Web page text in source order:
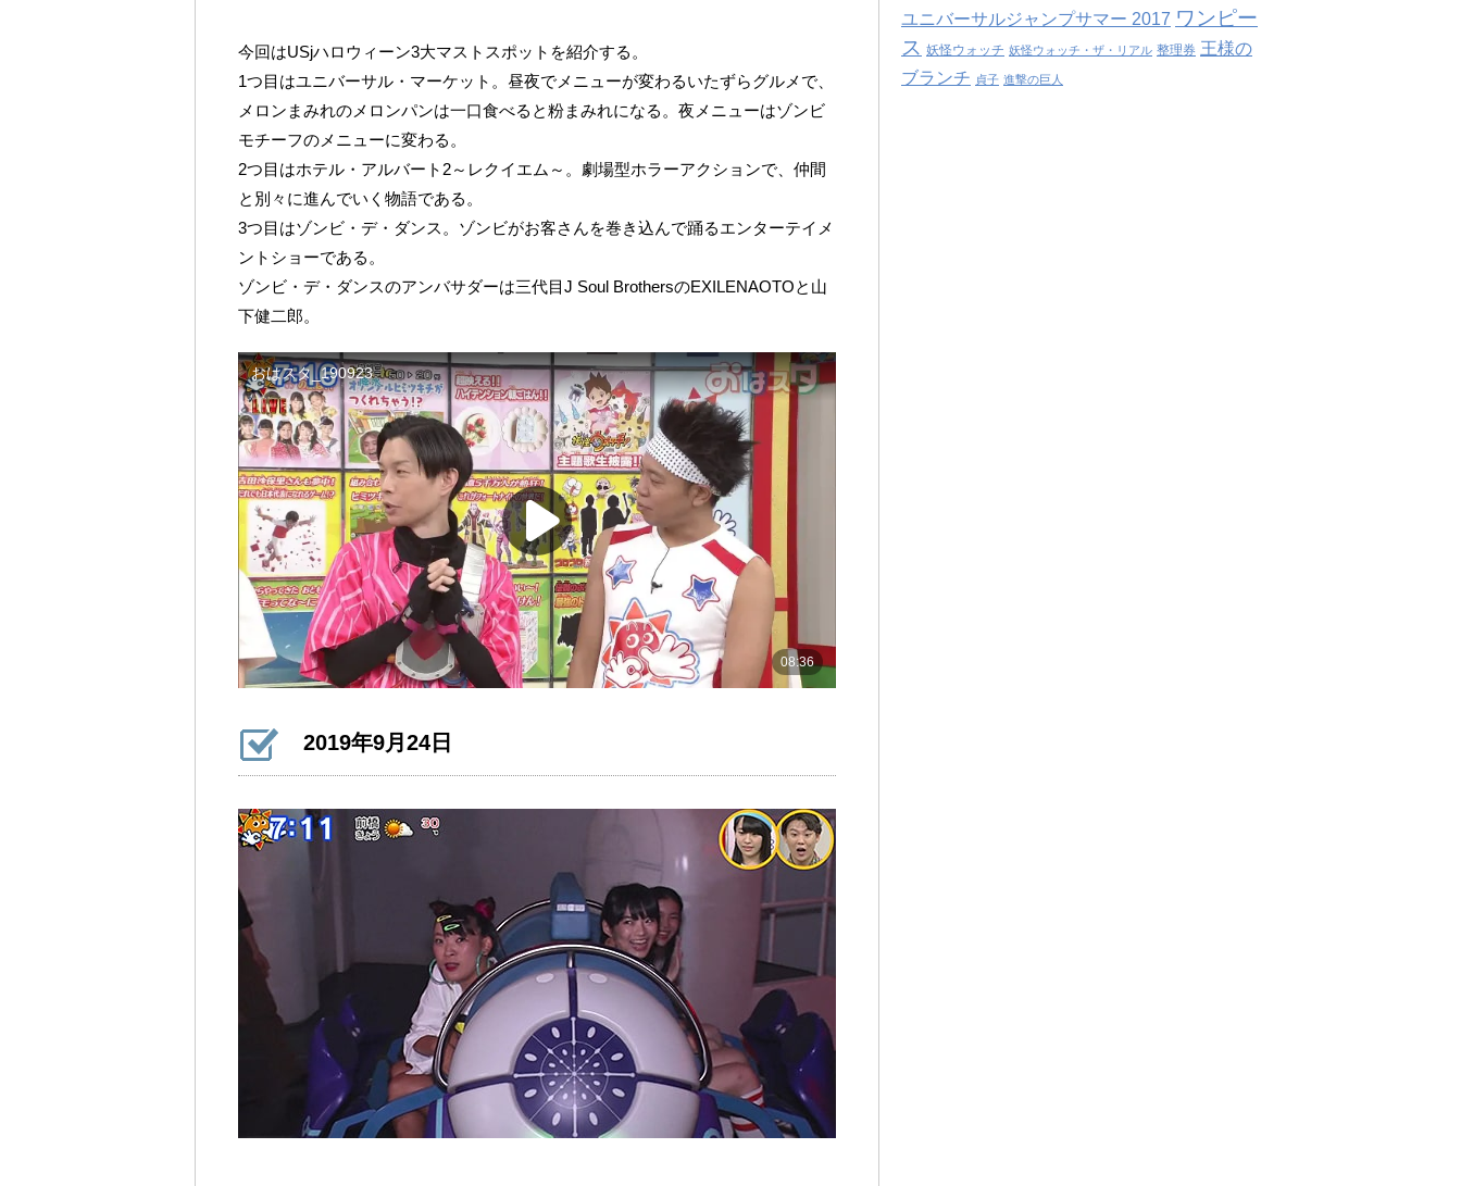
今回はUSjハロウィーン3大マストスポットを紹介する。
1つ目はユニバーサル・マーケット。昼夜でメニューが変わるいたずらグルメで、
メロンまみれのメロンパンは一口食べると粉まみれになる。夜メニューはゾンビ
モチーフのメニューに変わる。
2つ目はホテル・アルバート2～レクイエム～。劇場型ホラーアクションで、仲間
と別々に進んでいく物語である。
3つ目はゾンビ・デ・ダンス。ゾンビがお客さんを巻き込んで踊るエンターテイメ
ントショーである。
ゾンビ・デ・ダンスのアンバサダーは三代目J Soul BrothersのEXILENAOTOと山
下健二郎。
2019年9月24日
ユニバーサルジャンプサマー 2017 ワンピー
ス 妖怪ウォッチ 妖怪ウォッチ・ザ・リアル 整理券 王様の
ブランチ 貞子 進撃の巨人